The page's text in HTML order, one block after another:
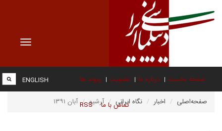
Toggle
صفحه نخست درباره ما عضویت پیوند ها
تماس با ما RSS
ENGLISH
صفحه‌اصلی اخبار نگاه ایرانی آرشیو آبان ۱۳۹۱